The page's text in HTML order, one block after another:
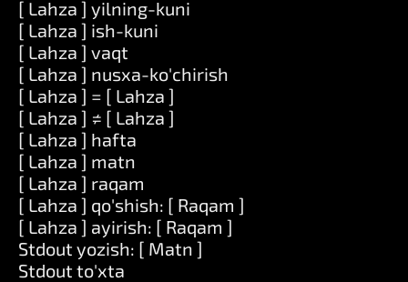
[ Lahza ] yilning-kuni
[ Lahza ] ish-kuni
[ Lahza ] vaqt
[ Lahza ] nusxa-ko'chirish
[ Lahza ] = [ Lahza ]
[ Lahza ] ≠ [ Lahza ]
[ Lahza ] hafta
[ Lahza ] matn
[ Lahza ] raqam
[ Lahza ] qo'shish: [ Raqam ]
[ Lahza ] ayirish: [ Raqam ]
Stdout yozish: [ Matn ]
Stdout to'xta